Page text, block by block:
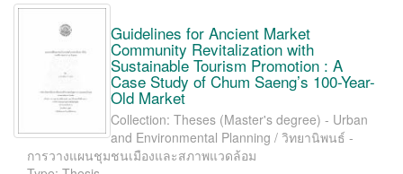
Guidelines for Ancient Market
Community Revitalization with
Sustainable Tourism Promotion : A
Case Study of Chum Saeng’s 100-Year-
Old Market
Collection: Theses (Master's degree) - Urban
and Environmental Planning / วิทยานิพนธ์ -
การวางแผนชุมชนเมืองและสภาพแวดล้อม